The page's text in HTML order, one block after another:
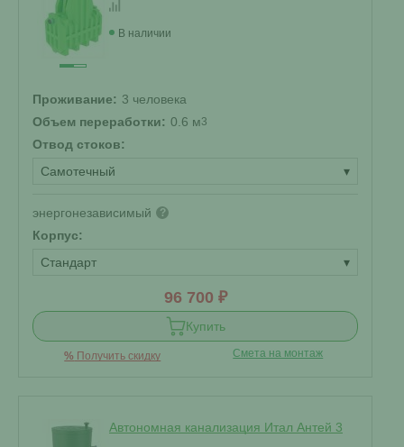
В наличии
Проживание: 3 человека
Объем переработки: 0.6 м3
Отвод стоков:
Самотечный
▾
энергонезависимый ?
Корпус:
Стандарт
▾
96 700 ₽
Купить
% Получить скидку Смета на монтаж
Автономная канализация Итал Антей 3